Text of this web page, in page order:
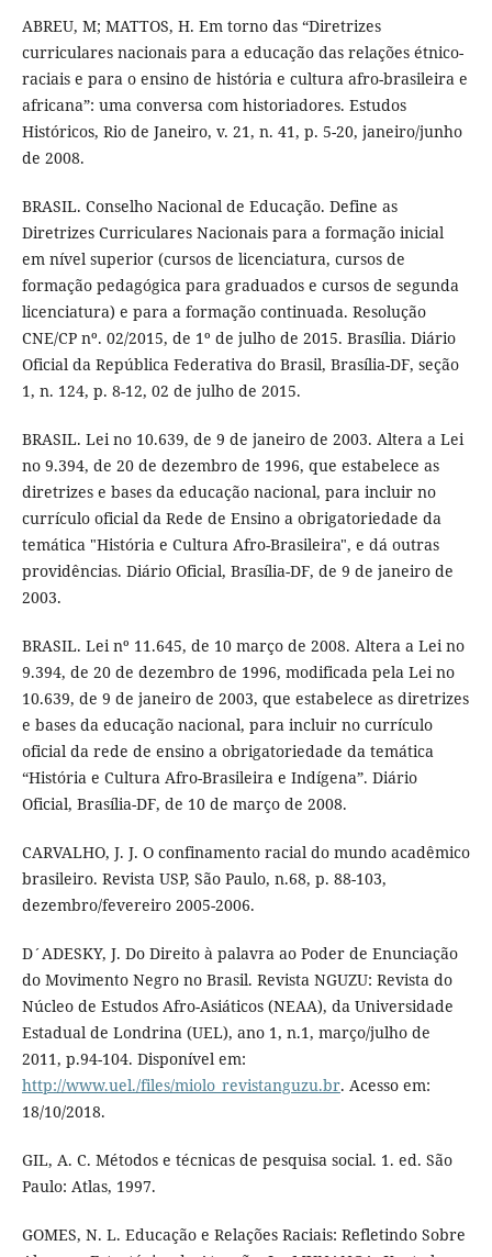
ABREU, M; MATTOS, H. Em torno das “Diretrizes
curriculares nacionais para a educação das relações étnico-
raciais e para o ensino de história e cultura afro-brasileira e
africana”: uma conversa com historiadores. Estudos
Históricos, Rio de Janeiro, v. 21, n. 41, p. 5-20, janeiro/junho
de 2008.
BRASIL. Conselho Nacional de Educação. Define as
Diretrizes Curriculares Nacionais para a formação inicial
em nível superior (cursos de licenciatura, cursos de
formação pedagógica para graduados e cursos de segunda
licenciatura) e para a formação continuada. Resolução
CNE/CP nº. 02/2015, de 1º de julho de 2015. Brasília. Diário
Oficial da República Federativa do Brasil, Brasília-DF, seção
1, n. 124, p. 8-12, 02 de julho de 2015.
BRASIL. Lei no 10.639, de 9 de janeiro de 2003. Altera a Lei
no 9.394, de 20 de dezembro de 1996, que estabelece as
diretrizes e bases da educação nacional, para incluir no
currículo oficial da Rede de Ensino a obrigatoriedade da
temática "História e Cultura Afro-Brasileira", e dá outras
providências. Diário Oficial, Brasília-DF, de 9 de janeiro de
2003.
BRASIL. Lei nº 11.645, de 10 março de 2008. Altera a Lei no
9.394, de 20 de dezembro de 1996, modificada pela Lei no
10.639, de 9 de janeiro de 2003, que estabelece as diretrizes
e bases da educação nacional, para incluir no currículo
oficial da rede de ensino a obrigatoriedade da temática
“História e Cultura Afro-Brasileira e Indígena”. Diário
Oficial, Brasília-DF, de 10 de março de 2008.
CARVALHO, J. J. O confinamento racial do mundo acadêmico
brasileiro. Revista USP, São Paulo, n.68, p. 88-103,
dezembro/fevereiro 2005-2006.
D´ADESKY, J. Do Direito à palavra ao Poder de Enunciação
do Movimento Negro no Brasil. Revista NGUZU: Revista do
Núcleo de Estudos Afro-Asiáticos (NEAA), da Universidade
Estadual de Londrina (UEL), ano 1, n.1, março/julho de
2011, p.94-104. Disponível em:
http://www.uel./files/miolo_revistanguzu.br. Acesso em:
18/10/2018.
GIL, A. C. Métodos e técnicas de pesquisa social. 1. ed. São
Paulo: Atlas, 1997.
GOMES, N. L. Educação e Relações Raciais: Refletindo Sobre